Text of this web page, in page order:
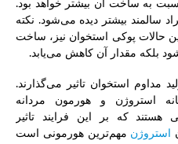
به ساخت آن بیشتر خواهد بود.
سالمند بیشتر دیده می‌شود. نکته
حالات پوکی استخوان نیز، ساخت
بلکه مقدار آن کاهش می‌یابد.
مداوم استخوان تاثیر می‌گذارند.
استروژن و هورمون مردانه
هستند که بر این فرایند تاثیر
استروژن مهم‌ترین هورمونی است